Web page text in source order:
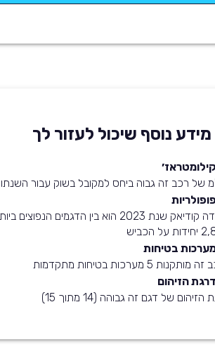
מידע נוסף שיכול לעזור לך
קילומטראז׳
של רכב זה גבוה ביחס למקובל בשוק עבור
פופולריות
סקודה קודיאק שנת 2023 הוא בין הדגמים
על הכביש
בטיחות
5 מערכות בטיחות מתקדמות
דרגת הזיהום
הזיהום של דגם זה גבוהה (14 מתוך 15)